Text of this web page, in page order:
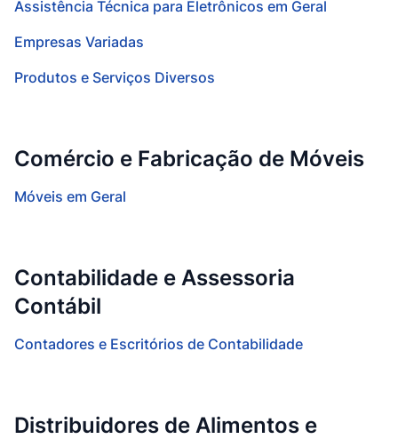
Assistência Técnica para Eletrônicos em Geral
Empresas Variadas
Produtos e Serviços Diversos
Comércio e Fabricação de Móveis
Móveis em Geral
Contabilidade e Assessoria
Contábil
Contadores e Escritórios de Contabilidade
Distribuidores de Alimentos e